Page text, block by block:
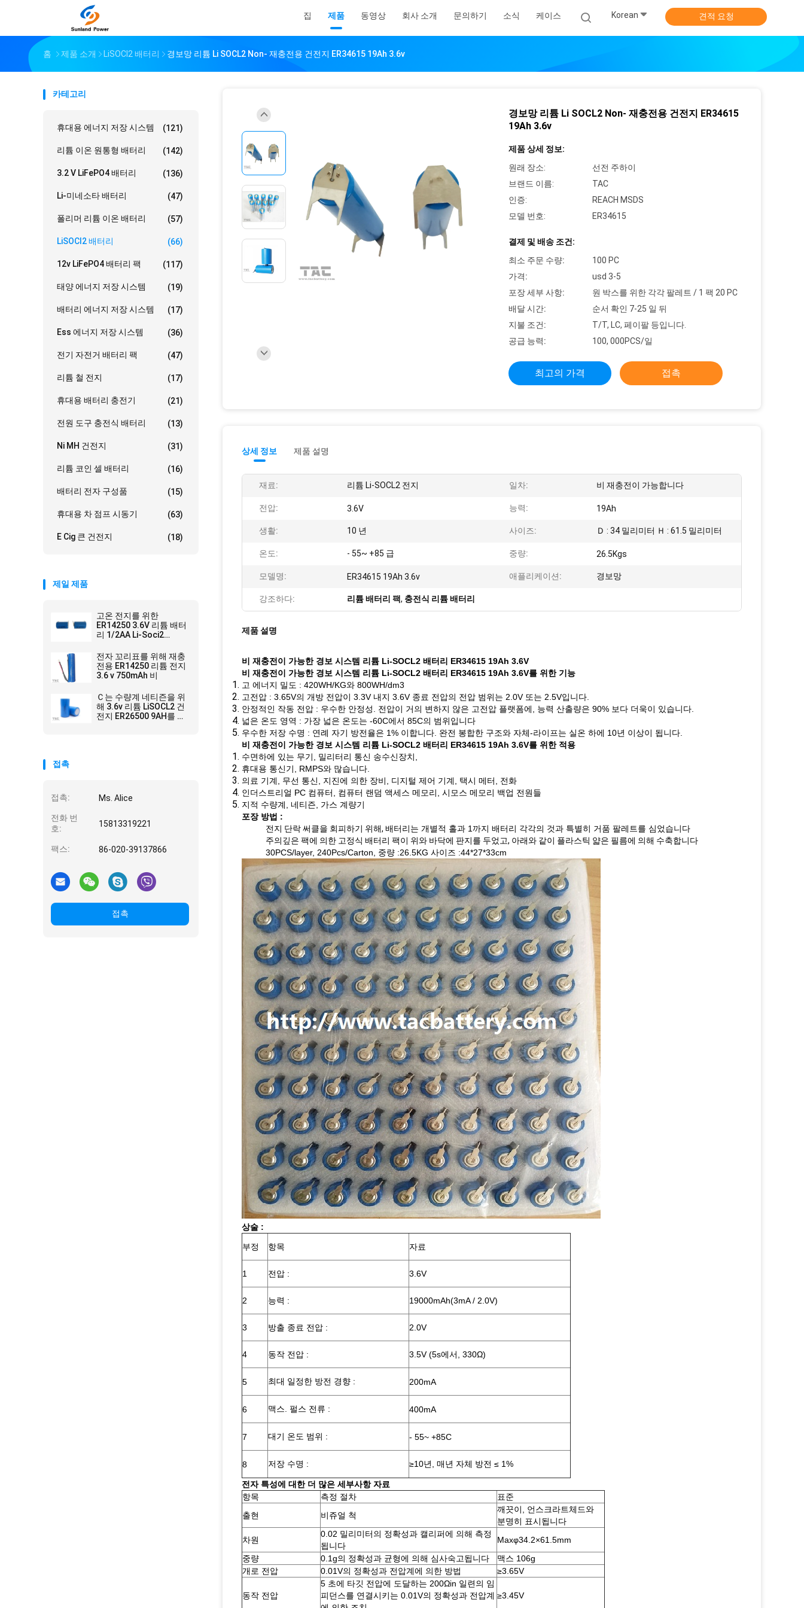
집 제품 동영상 회사 소개 문의하기 소식 케이스 Korean 견적 요청
홈 제품 소개 LiSOCl2 배터리 경보망 리튬 Li SOCL2 Non- 재충전용 건전지 ER34615 19Ah 3.6v
카테고리
휴대용 에너지 저장 시스템 (121)
리튬 이온 원통형 배터리 (142)
3.2 V LiFePO4 배터리 (136)
Li-미네소타 배터리 (47)
폴리머 리튬 이온 배터리 (57)
LiSOCl2 배터리 (66)
12v LiFePO4 배터리 팩 (117)
태양 에너지 저장 시스템 (19)
배터리 에너지 저장 시스템 (17)
Ess 에너지 저장 시스템 (36)
전기 자전거 배터리 팩 (47)
리튬 철 전지 (17)
휴대용 배터리 충전기 (21)
전원 도구 충전식 배터리 (13)
Ni MH 건전지 (31)
리튬 코인 셀 배터리 (16)
배터리 전자 구성품 (15)
휴대용 차 점프 시동기 (63)
E Cig 큰 건전지 (18)
제일 제품
고온 전지를 위한
ER14250 3.6V 리튬 배터
리 1/2AA Li-Soci2
전자 꼬리표를 위해 재충
전용 ER14250 리튬 전지
3.6 v 750mAh 비
Ｃ는 수량계 네티즌을 위
해 3.6v 리튬 LiSOCL2 건
전지 ER26500 9AH를 모
접촉
접촉: Ms. Alice
전화 번
호:
15813319221
팩스: 86-020-39137866
접촉
경보망 리튬 Li SOCL2 Non- 재충전용 건전지 ER34615
19Ah 3.6v
제품 상세 정보:
원래 장소:
선전 주하이
브랜드 이름:
TAC
인증:
REACH MSDS
모델 번호:
ER34615
결제 및 배송 조건:
최소 주문 수량:
100 PC
가격:
usd 3-5
포장 세부 사항:
원 박스를 위한 각각 팔레트 / 1 팩 20 PC
배달 시간:
순서 확인 7-25 일 뒤
지불 조건:
T/T, LC, 페이팔 등입니다.
공급 능력:
100, 000PCS/일
최고의 가격 접촉
상세 정보 제품 설명
재료: 리튬 Li-SOCL2 전지 일차: 비 재충전이 가능합니다
전압: 3.6V 능력: 19Ah
생활: 10 년 사이즈: Ｄ : 34 밀리미터 Ｈ : 61.5 밀리미터
온도: - 55~ +85 급 중량: 26.5Kgs
모델명: ER34615 19Ah 3.6v 애플리케이션: 경보망
강조하다: 리튬 배터리 팩, 충전식 리튬 배터리
제품 설명
비 재충전이 가능한 경보 시스템 리튬 Li-SOCL2 배터리 ER34615 19Ah 3.6V
비 재충전이 가능한 경보 시스템 리튬 Li-SOCL2 배터리 ER34615 19Ah 3.6V를 위한 기능
고 에너지 밀도 : 420WH/KG와 800WH/dm3
고전압 : 3.65V의 개방 전압이 3.3V 내지 3.6V 종료 전압의 전압 범위는 2.0V 또는 2.5V입니다.
안정적인 작동 전압 : 우수한 안정성. 전압이 거의 변하지 않은 고전압 플랫폼에, 능력 산출량은 90% 보다 더욱이 있습니다.
넓은 온도 영역 : 가장 넓은 온도는 -60C에서 85C의 범위입니다
우수한 저장 수명 : 연례 자기 방전율은 1% 이합니다. 완전 봉합한 구조와 자체-라이프는 실온 하에 10년 이상이 됩니다.
비 재충전이 가능한 경보 시스템 리튬 Li-SOCL2 배터리 ER34615 19Ah 3.6V를 위한 적용
수면하에 있는 무기, 밀리터리 통신 송수신장치,
휴대용 통신기, RMPS와 많습니다.
의료 기계, 무선 통신, 지진에 의한 장비, 디지털 제어 기계, 택시 메터, 전화
인더스트리얼 PC 컴퓨터, 컴퓨터 랜덤 액세스 메모리, 시모스 메모리 백업 전원들
지적 수량계, 네티즌, 가스 계량기
포장 방법 :
전지 단락 써클을 회피하기 위해, 배터리는 개별적 홀과 1까지 배터리 각각의 것과 특별히 거품 팔레트를 심었습니다
주의깊은 팩에 의한 고정식 배터리 팩이 위와 바닥에 판지를 두었고, 아래와 같이 플라스틱 얇은 필름에 의해 수축합니다
30PCS/layer, 240Pcs/Carton, 중량 :26.5KG 사이즈 :44*27*33cm
상술 :
부정 항목 자료
1 전압 : 3.6V
2 능력 : 19000mAh(3mA / 2.0V)
3 방출 종료 전압 : 2.0V
4 동작 전압 : 3.5V (5s에서, 330Ω)
5 최대 일정한 방전 경향 : 200mA
6 맥스. 펄스 전류 : 400mA
7 대기 온도 범위 : - 55~ +85C
8 저장 수명 : ≥10년, 매년 자체 방전 ≤ 1%
전자 특성에 대한 더 많은 세부사항 자료
항목
측정 절차
표준
출현
비쥬얼 척
깨끗이, 언스크라트체드와
분명히 표시됩니다
차원
0.02 밀리미터의 정확성과 캘리퍼에 의해 측정
됩니다
Maxφ34.2×61.5mm
중량
0.1g의 정확성과 균형에 의해 심사숙고됩니다
맥스 106g
개로 전압
0.01V의 정확성과 전압계에 의한 방법 ≥3.65V
동작 전압
5 초에 타깃 전압에 도달하는 200Ωin 일련의 임
피던스를 연결시키는 0.01V의 정확성과 전압계 ≥3.45V